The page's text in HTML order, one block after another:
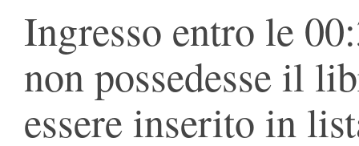
Ingresso entro le
non possedesse il
essere inserito in